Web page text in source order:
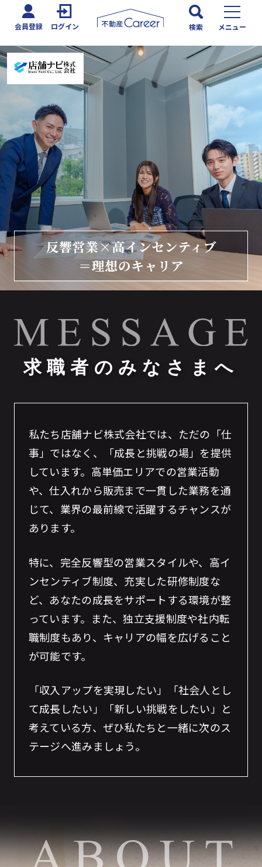
会員登録 ログイン 検索 メニュー
求職者のみなさまへ
私たち店舗ナビ株式会社では、ただの「仕
事」ではなく、「成長と挑戦の場」を提供
しています。​高単価エリアでの営業活動
や、仕入れから販売まで一貫した業務を通
じて、業界の最前線で活躍するチャンスが
あります。​
特に、完全反響型の営業スタイルや、高イ
ンセンティブ制度、充実した研修制度な
ど、あなたの成長をサポートする環境が整
っています。​また、独立支援制度や社内転
職制度もあり、キャリアの幅を広げること
が可能です。​
「収入アップを実現したい」「社会人とし
て成長したい」「新しい挑戦をしたい」と
考えている方、ぜひ私たちと一緒に次のス
テージへ進みましょう。